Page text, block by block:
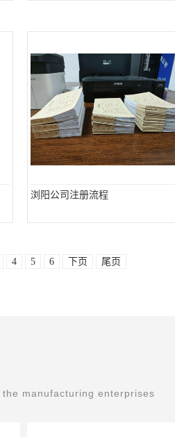
浏阳公司注册流程
4 5 6 下页 尾页
manufacturing enterprises